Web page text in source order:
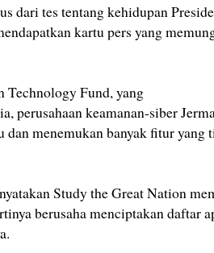
dari tes tentang kehidupan
kartu pers yang
Technology Fund, yang
perusahaan keamanan-siber
menemukan banyak fitur yang
Study the Great Nation
berusaha menciptakan daftar